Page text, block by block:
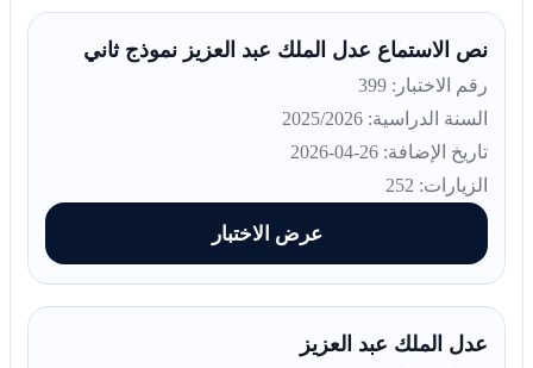
نص الاستماع عدل الملك عبد العزيز نموذج ثاني
رقم الاختبار: 399
السنة الدراسية: 2025/2026
تاريخ الإضافة: 26-04-2026
الزيارات: 252
عرض الاختبار
عدل الملك عبد العزيز